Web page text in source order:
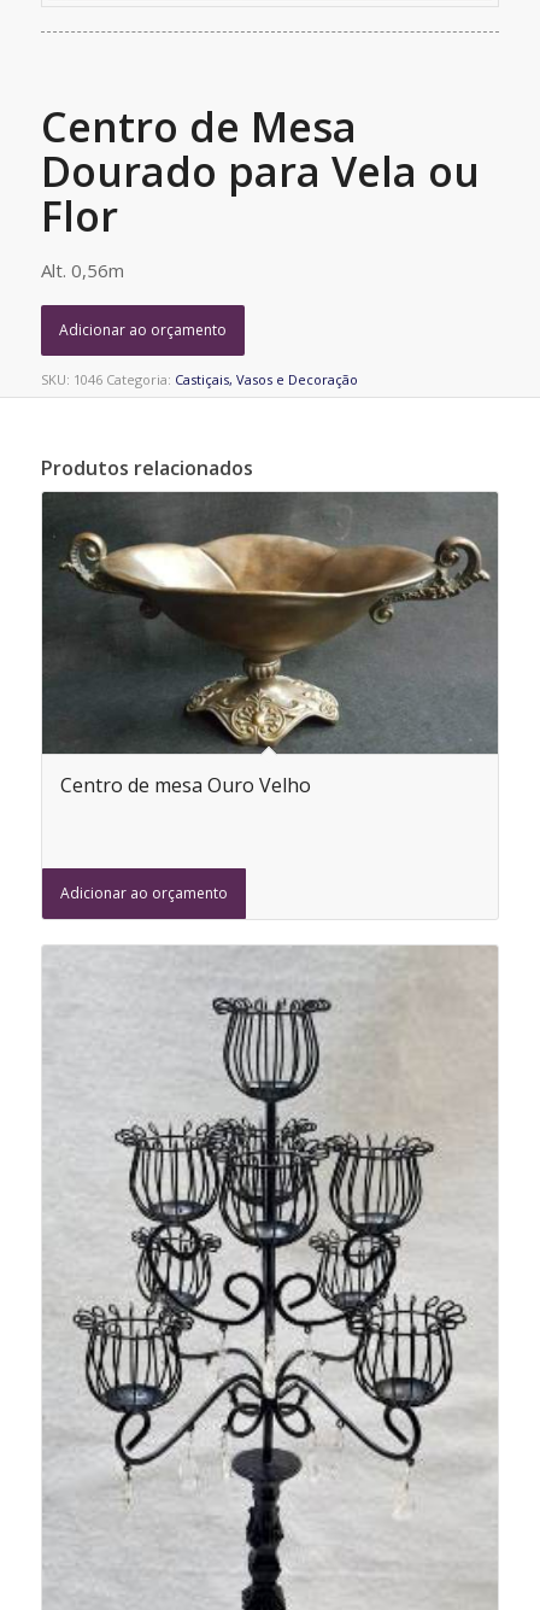
Centro de Mesa
Dourado para Vela ou
Flor
Alt. 0,56m
Adicionar ao orçamento
SKU: 1046 Categoria: Castiçais, Vasos e Decoração
Produtos relacionados
Centro de mesa Ouro Velho
Adicionar ao orçamento